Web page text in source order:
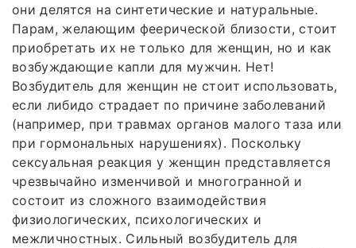
они делятся на синтетические и натуральные.
Парам, желающим феерической близости, стоит
приобретать их не только для женщин, но и как
возбуждающие капли для мужчин. Нет!
Возбудитель для женщин не стоит использовать,
если либидо страдает по причине заболеваний
(например, при травмах органов малого таза или
при гормональных нарушениях). Поскольку
сексуальная реакция у женщин представляется
чрезвычайно изменчивой и многогранной и
состоит из сложного взаимодействия
физиологических, психологических и
межличностных. Сильный возбудитель для